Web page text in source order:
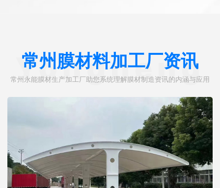
常州膜材料加工厂资讯
常州永能膜材生产加工厂助您系统理解膜材制造资讯的内涵与应用
Yongneng